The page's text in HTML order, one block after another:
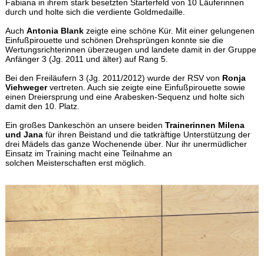
Fabiana in ihrem stark besetzten Starterfeld von 10 Läuferinnen
durch und holte sich die verdiente Goldmedaille.
Auch Antonia Blank zeigte eine schöne Kür. Mit einer gelungenen
Einfußpirouette und schönen Drehsprüngen konnte sie die
Wertungsrichterinnen überzeugen und landete damit in der Gruppe
Anfänger 3 (Jg. 2011 und älter) auf Rang 5.
Bei den Freiläufern 3 (Jg. 2011/2012) wurde der RSV von Ronja
Viehwegervertreten. Auch sie zeigte eine Einfußpirouette sowie
einen Dreiersprung und eine Arabesken-Sequenz und holte sich
damit den 10. Platz.
Ein großes Dankeschön an unsere beiden Trainerinnen Milena
und Jana für ihren Beistand und die tatkräftige Unterstützung der
drei Mädels das ganze Wochenende über. Nur ihr unermüdlicher
Einsatz im Training macht eine Teilnahme an
solchen Meisterschaften erst möglich.